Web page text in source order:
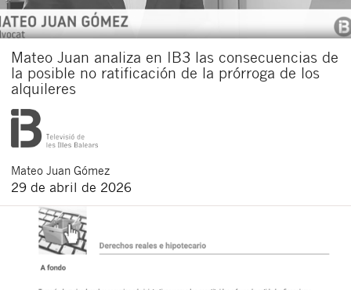
Mateo Juan analiza en IB3 las consecuencias de
la posible no ratificación de la prórroga de los
alquileres
Mateo Juan Gómez
29 de abril de 2026